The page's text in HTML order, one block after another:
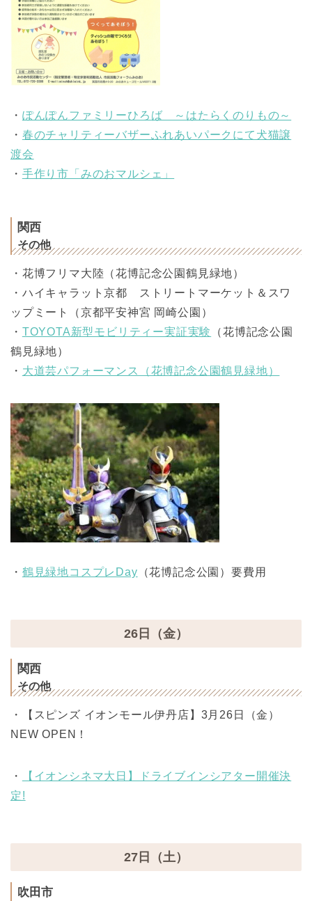
・ ぽんぽんファミリーひろば ～はたらくのりもの～
・ 春のチャリティーバザーふれあいパークにて犬猫譲
渡会
・ 手作り市「みのおマルシェ」
関西
その他
・花博フリマ大陸（花博記念公園鶴見緑地）
・ハイキャラット京都 ストリートマーケット＆スワ
ップミート（京都平安神宮 岡崎公園）
・ TOYOTA新型モビリティー実証実験
（花博記念公園
鶴見緑地）
・ 大道芸パフォーマンス（花博記念公園鶴見緑地）
・ 鶴見緑地コスプレDay （花博記念公園）要費用
26日（金）
関西
その他
・【スピンズ イオンモール伊丹店】3月26日（金）
NEW OPEN！
・
【イオンシネマ大日】ドライブインシアター開催決
定!
27日（土）
吹田市